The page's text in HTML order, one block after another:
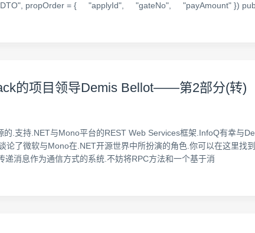
propOrder = { "applyId", "gateNo", "payAmount" })
的项目领导Demis Bellot——第2部分(转)
的.支持.NET与Mono平台的REST Web Services框架.InfoQ有幸与
论了微软与Mono在.NET开源世界中所扮演的角色.你可以在这里
递消息作为通信方式的系统.不妨将RPC方法和一个基于消